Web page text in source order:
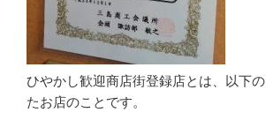
ひやかし歓迎商店街登録店とは、以下
たお店のことです。